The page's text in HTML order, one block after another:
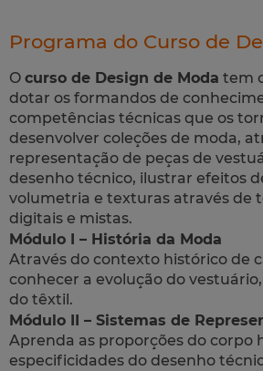
Programa do Curso de
O curso de Design de Moda tem
dotar os formandos de
competências técnicas que os
desenvolver coleções de moda,
representação de peças de
desenho técnico, ilustrar efeitos
volumetria e texturas através de
digitais e mistas.
Módulo I – História da Moda
Através do contexto histórico de
conhecer a evolução do
do têxtil.
Módulo II – Sistemas de
Aprenda as proporções do corpo
especificidades do desenho